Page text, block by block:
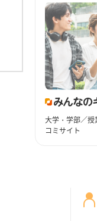
大学・学部／
コミサイト